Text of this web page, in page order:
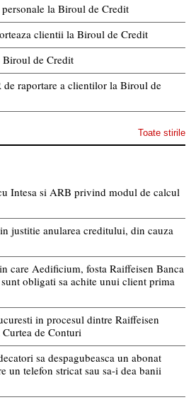
la Biroul de Credit
clientii la Biroul de Credit
Biroul de Credit
de raportare a clientilor la Biroul de
Toate stirile
Intesa si ARB privind modul de calcul
justitie anularea creditului, din cauza
care Aedificium, fosta Raiffeisen Banca
obligati sa achite unui client prima
in procesul dintre Raiffeisen
de Conturi
sa despagubeasca un abonat
un telefon stricat sau sa-i dea banii